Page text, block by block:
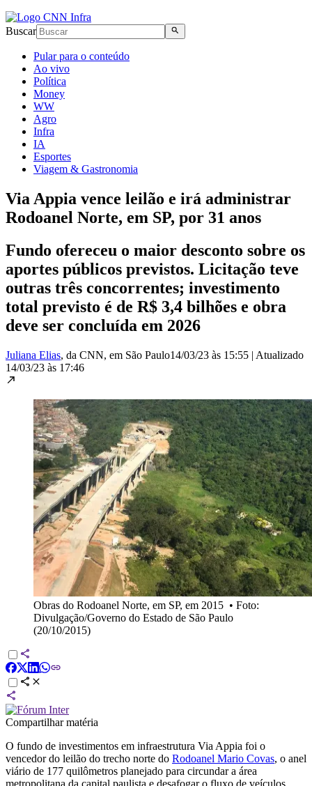
Buscar
Pular para o conteúdo
Ao vivo
Política
Money
WW
Agro
Infra
IA
Esportes
Viagem & Gastronomia
Via Appia vence leilão e irá administrar
Rodoanel Norte, em SP, por 31 anos
Fundo ofereceu o maior desconto sobre os
aportes públicos previstos. Licitação teve
outras três concorrentes; investimento
total previsto é de R$ 3,4 bilhões e obra
deve ser concluída em 2026
Juliana Elias, da CNN, em São Paulo14/03/23 às 15:55 | Atualizado
14/03/23 às 17:46
Obras do Rodoanel Norte, em SP, em 2015 • Foto:
Divulgação/Governo do Estado de São Paulo
(20/10/2015)
Compartilhar matéria
O fundo de investimentos em infraestrutura Via Appia foi o
vencedor do leilão do trecho norte do Rodoanel Mario Covas, o anel
viário de 177 quilômetros planejado para circundar a área
metropolitana da capital paulista e desafogar o fluxo de veículos